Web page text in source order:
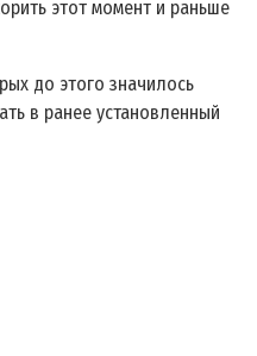
этот момент и раньше
до этого значилось
в ранее установленный